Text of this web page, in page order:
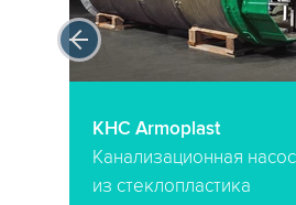
КНС Armoplast
Канализационная
из стеклопластика